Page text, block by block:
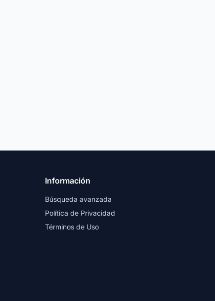
Información
Búsqueda avanzada
Política de Privacidad
Términos de Uso